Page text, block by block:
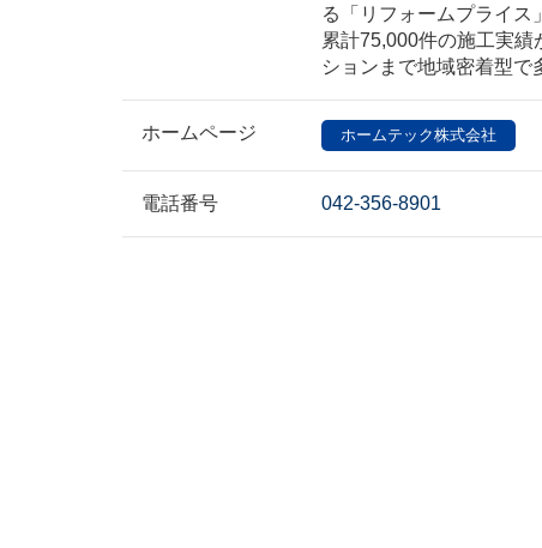
る「リフォームプライス
累計75,000件の施工実
ションまで地域密着型で
ホームページ ホームテック株式会社
電話番号 042-356-8901